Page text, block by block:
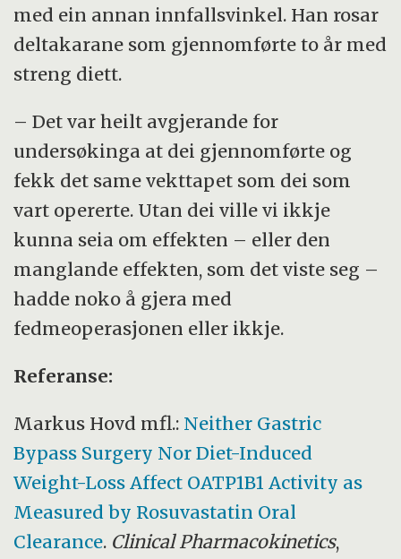
med ein annan innfallsvinkel. Han rosar
deltakarane som gjennomførte to år med
streng diett.
– Det var heilt avgjerande for
undersøkinga at dei gjennomførte og
fekk det same vekttapet som dei som
vart opererte. Utan dei ville vi ikkje
kunna seia om effekten – eller den
manglande effekten, som det viste seg –
hadde noko å gjera med
fedmeoperasjonen eller ikkje.
Referanse:
Markus Hovd mfl.: Neither Gastric
Bypass Surgery Nor Diet-Induced
Weight-Loss Affect OATP1B1 Activity as
Measured by Rosuvastatin Oral
Clearance. Clinical Pharmacokinetics,